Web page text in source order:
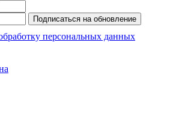
Подписаться на обновление
персональных данных